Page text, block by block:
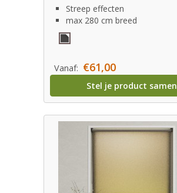
Streep effecten
max 280 cm breed
Vanaf: €61,00
Stel je product samen